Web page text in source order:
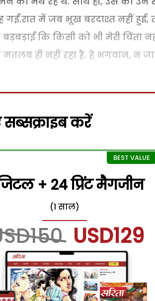
में जब भूख बरदाश्त नहीं हुई,
कि किसी को भी मेरी चिंता
ही नहीं रहा है. हे भगवान, न
करें
+ 24 प्रिंट मैगजीन
(1 साल)
USD129